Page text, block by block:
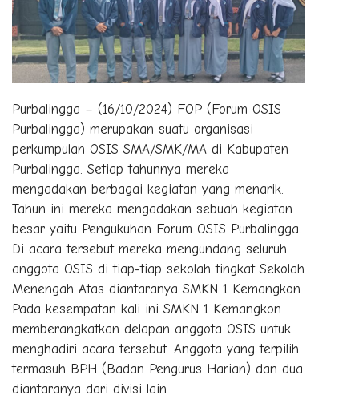
Purbalingga – (16/10/2024) FOP (Forum OSIS
Purbalingga) merupakan suatu organisasi
perkumpulan OSIS SMA/SMK/MA di Kabupaten
Purbalingga. Setiap tahunnya mereka
mengadakan berbagai kegiatan yang menarik.
Tahun ini mereka mengadakan sebuah kegiatan
besar yaitu Pengukuhan Forum OSIS Purbalingga.
Di acara tersebut mereka mengundang seluruh
anggota OSIS di tiap-tiap sekolah tingkat Sekolah
Menengah Atas diantaranya SMKN 1 Kemangkon.
Pada kesempatan kali ini SMKN 1 Kemangkon
memberangkatkan delapan anggota OSIS untuk
menghadiri acara tersebut. Anggota yang terpilih
termasuh BPH (Badan Pengurus Harian) dan dua
diantaranya dari divisi lain.